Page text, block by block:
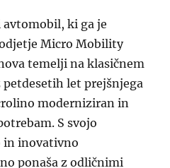
ki ga je
Micro Mobility
temelji na klasičnem
let prejšnjega
moderniziran in
S svojo
in inovativno
ponaša z odličnimi